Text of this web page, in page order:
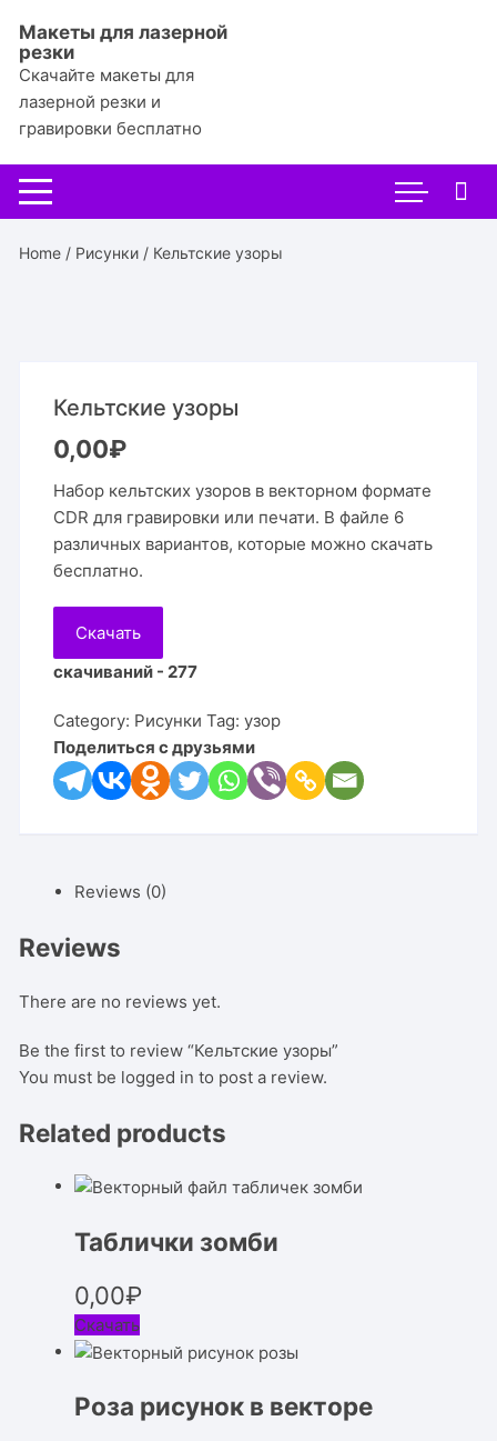
содержимому
Макеты для лазерной
резки
Скачайте макеты для
лазерной резки и
гравировки бесплатно
Home / Рисунки / Кельтские узоры
Кельтские узоры
0,00₽
Набор кельтских узоров в векторном формате
CDR для гравировки или печати. В файле 6
различных вариантов, которые можно скачать
бесплатно.
Скачать
скачиваний - 277
Category: Рисунки Tag:узор
Поделиться с друзьями
Reviews (0)
Reviews
There are no reviews yet.
Be the first to review “Кельтские узоры”
You must be logged in to post a review.
Related products
Таблички зомби
0,00₽
Скачать
Роза рисунок в векторе